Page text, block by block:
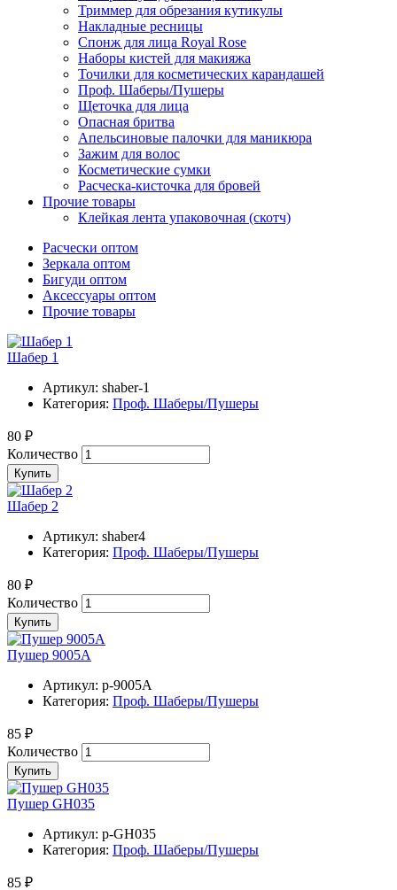
Триммер для обрезания кутикулы
Накладные ресницы
Спонж для лица Royal Rose
Наборы кистей для макияжа
Точилки для косметических карандашей
Проф. Шаберы/Пушеры
Щеточка для лица
Опасная бритва
Апельсиновые палочки для маникюра
Зажим для волос
Косметические сумки
Расческа-кисточка для бровей
Прочие товары
Клейкая лента упаковочная (скотч)
Расчески оптом
Зеркала оптом
Бигуди оптом
Аксессуары оптом
Прочие товары
Шабер 1
Артикул: shaber-1
Категория: Проф. Шаберы/Пушеры
80 ₽
Количество
Купить
Шабер 2
Артикул: shaber4
Категория: Проф. Шаберы/Пушеры
80 ₽
Количество
Купить
Пушер 9005А
Артикул: p-9005A
Категория: Проф. Шаберы/Пушеры
85 ₽
Количество
Купить
Пушер GH035
Артикул: p-GH035
Категория: Проф. Шаберы/Пушеры
85 ₽